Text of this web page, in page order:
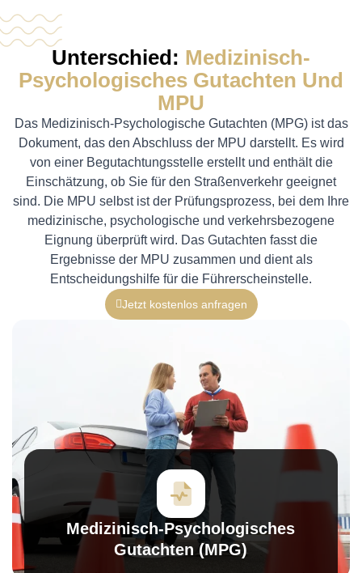
Unterschied: Medizinisch-
Psychologisches Gutachten Und
MPU
Das Medizinisch-Psychologische Gutachten (MPG) ist das
Dokument, das den Abschluss der MPU darstellt. Es wird
von einer Begutachtungsstelle erstellt und enthält die
Einschätzung, ob Sie für den Straßenverkehr geeignet
sind. Die MPU selbst ist der Prüfungsprozess, bei dem Ihre
medizinische, psychologische und verkehrsbezogene
Eignung überprüft wird. Das Gutachten fasst die
Ergebnisse der MPU zusammen und dient als
Entscheidungshilfe für die Führerscheinstelle.
Jetzt kostenlos anfragen
Medizinisch-Psychologisches
Gutachten (MPG)